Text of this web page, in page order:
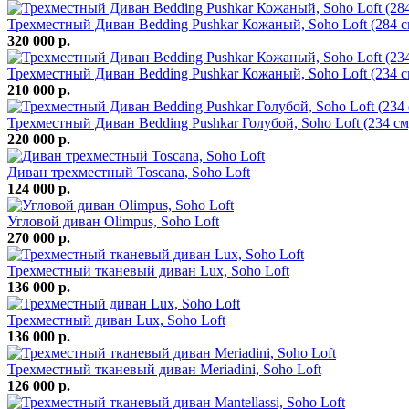
Трехместный Диван Bedding Pushkar Кожаный, Soho Loft (284
320 000 р.
Трехместный Диван Bedding Pushkar Кожаный, Soho Loft (234
210 000 р.
Трехместный Диван Bedding Pushkar Голубой, Soho Loft (234
220 000 р.
Диван трехместный Toscana, Soho Loft
124 000 р.
Угловой диван Olimpus, Soho Loft
270 000 р.
Трехместный тканевый диван Lux, Soho Loft
136 000 р.
Трехместный диван Lux, Soho Loft
136 000 р.
Трехместный тканевый диван Meriadini, Soho Loft
126 000 р.